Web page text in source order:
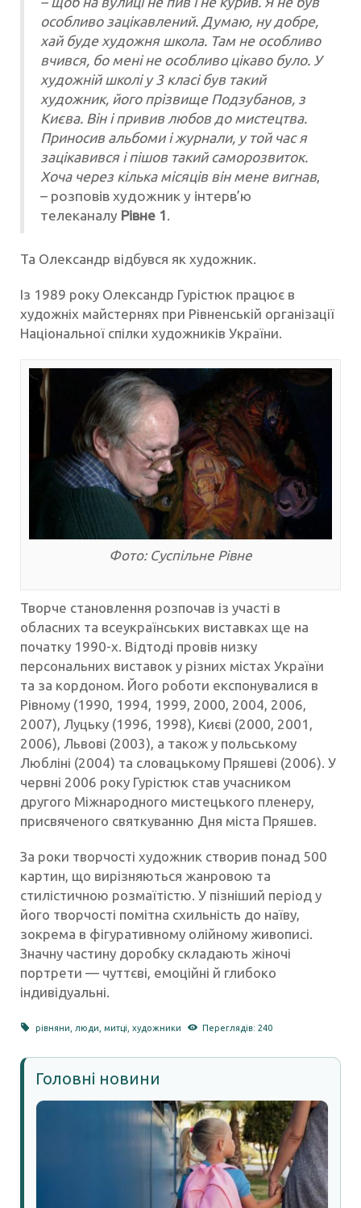
особливо зацікавлений. Думаю, ну добре,
хай буде художня школа. Там не особливо
вчився, бо мені не особливо цікаво було. У
художній школі у 3 класі був такий
художник, його прізвище Подзубанов, з
Києва. Він і привив любов до мистецтва.
Приносив альбоми і журнали, у той час я
зацікавився і пішов такий саморозвиток.
Хоча через кілька місяців він мене вигнав,
– розповів художник у інтерв’ю
телеканалу Рівне 1 .
Та Олександр відбувся як художник.
Із 1989 року Олександр Гурістюк працює в
художніх майстернях при Рівненській організації
Національної спілки художників України.
Фото: Суспільне Рівне
Творче становлення розпочав із участі в
обласних та всеукраїнських виставках ще на
початку 1990-х. Відтоді провів низку
персональних виставок у різних містах України
та за кордоном. Його роботи експонувалися в
Рівному (1990, 1994, 1999, 2000, 2004, 2006,
2007), Луцьку (1996, 1998), Києві (2000, 2001,
2006), Львові (2003), а також у польському
Любліні (2004) та словацькому Пряшеві (2006). У
червні 2006 року Гурістюк став учасником
другого Міжнародного мистецького пленеру,
присвяченого святкуванню Дня міста Пряшев.
За роки творчості художник створив понад 500
картин, що вирізняються жанровою та
стилістичною розмаїтістю. У пізніший період у
його творчості помітна схильність до наїву,
зокрема в фігуративному олійному живописі.
Значну частину доробку складають жіночі
портрети — чуттєві, емоційні й глибоко
індивідуальні.
рівняни люди ,митці ,художники Переглядів: 240
Головні новини